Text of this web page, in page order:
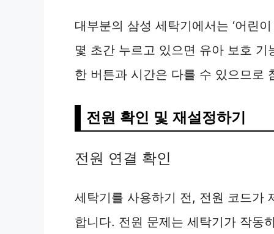
대부분의 삼성 세탁기에서는 ‘어린
몇 초간 누르고 있으면 유아 보호
한 버튼과 시간은 다를 수 있으므로
전원 확인 및 재설정하기
전원 연결 확인
세탁기를 사용하기 전, 전원 코드가
합니다. 전원 문제는 세탁기가 작동